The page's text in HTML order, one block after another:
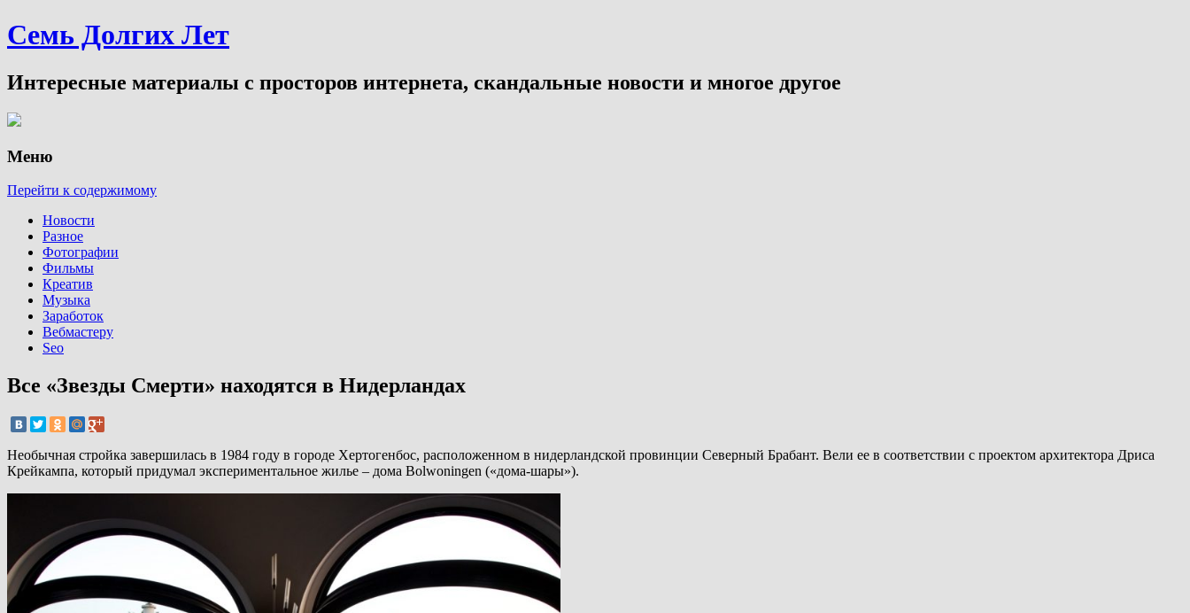
Семь Долгих Лет
Интересные материалы с просторов интернета, скандальные новости и многое другое
Меню
Перейти к содержимому
Новости
Разное
Фотографии
Фильмы
Креатив
Музыка
Заработок
Вебмастеру
Seo
Все «Звезды Смерти» находятся в Нидерландах
Необычная стройка завершилась в 1984 году в городе Хертогенбос, расположенном в нидерландской провинции Северный Брабант. Вели ее в соответствии с проектом архитектора Дриса
Крейкампа, который придумал экспериментальное жилье – дома Bolwoningen («дома-шары»).